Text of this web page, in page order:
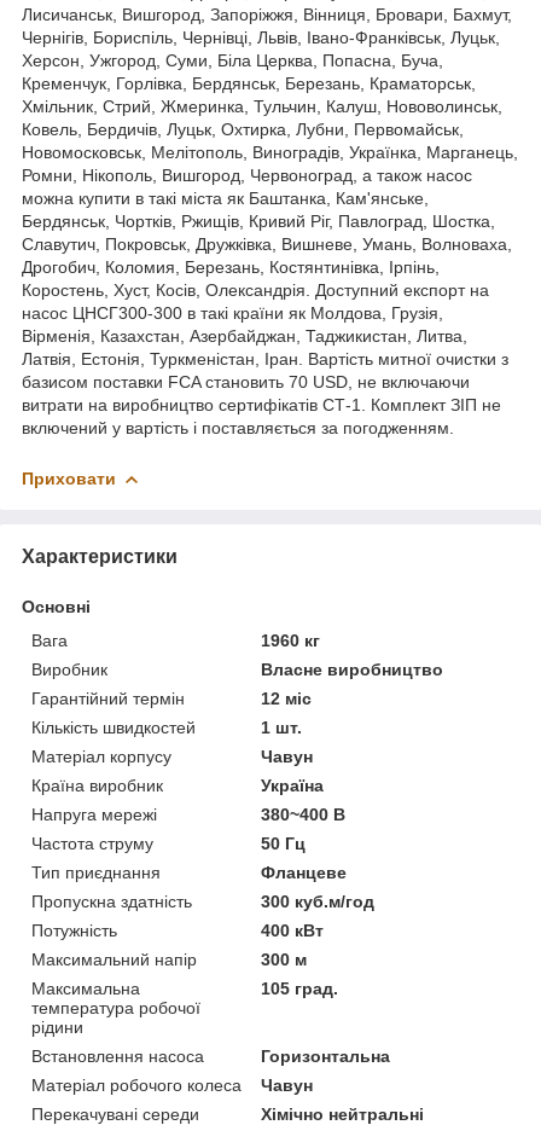
Лисичанськ, Вишгород, Запоріжжя, Вінниця, Бровари, Бахмут,
Чернігів, Бориспіль, Чернівці, Львів, Івано-Франківськ, Луцьк,
Херсон, Ужгород, Суми, Біла Церква, Попасна, Буча,
Кременчук, Горлівка, Бердянськ, Березань, Краматорськ,
Хмільник, Стрий, Жмеринка, Тульчин, Калуш, Нововолинськ,
Ковель, Бердичів, Луцьк, Охтирка, Лубни, Первомайськ,
Новомосковськ, Мелітополь, Виноградів, Українка, Марганець,
Ромни, Нікополь, Вишгород, Червоноград, а також насос
можна купити в такі міста як Баштанка, Кам'янське,
Бердянськ, Чортків, Ржищів, Кривий Ріг, Павлоград, Шостка,
Славутич, Покровськ, Дружківка, Вишневе, Умань, Волноваха,
Дрогобич, Коломия, Березань, Костянтинівка, Ірпінь,
Коростень, Хуст, Косів, Олександрія. Доступний експорт на
насос ЦНСГ300-300 в такі країни як Молдова, Грузія,
Вірменія, Казахстан, Азербайджан, Таджикистан, Литва,
Латвія, Естонія, Туркменістан, Іран. Вартість митної очистки з
базисом поставки FCA становить 70 USD, не включаючи
витрати на виробництво сертифікатів СТ-1. Комплект ЗІП не
включений у вартість і поставляється за погодженням.
Приховати
Характеристики
Основні
Вага
1960 кг
Виробник
Власне виробництво
Гарантійний термін
12 міс
Кількість швидкостей
1 шт.
Матеріал корпусу
Чавун
Країна виробник
Україна
Напруга мережі
380~400 В
Частота струму
50 Гц
Тип приєднання
Фланцеве
Пропускна здатність
300 куб.м/год
Потужність
400 кВт
Максимальний напір
300 м
Максимальна
температура робочої
рідини
105 град.
Встановлення насоса
Горизонтальна
Матеріал робочого колеса
Чавун
Перекачувані середи
Хімічно нейтральні